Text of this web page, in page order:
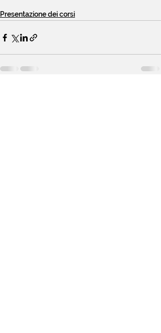
Presentazione dei corsi